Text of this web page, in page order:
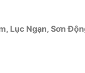
Lục Ngạn, Sơn